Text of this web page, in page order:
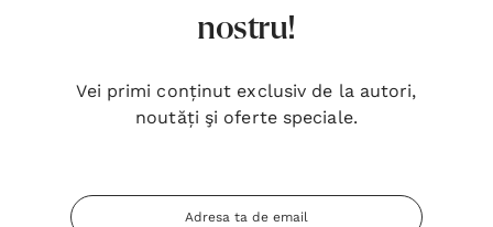
nostru!
Vei primi conținut exclusiv de la autori,
noutăți şi oferte speciale.
Adresa